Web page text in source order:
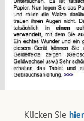
Klicken Sie